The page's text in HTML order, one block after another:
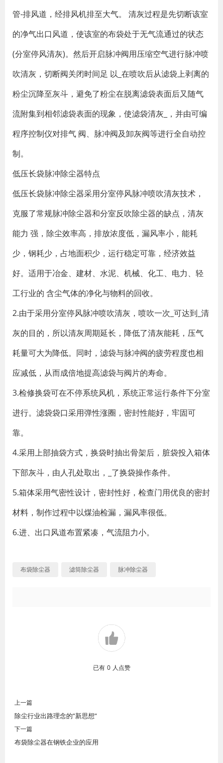
管-排风道，经排风机排至大气。 清灰过程是先切断该室
的净气出口风道，使该室的布袋处于无气流通过的状态
(分室停风清灰)。然后开启脉冲阀用压缩空气进行脉冲喷
吹清灰，切断阀关闭时间足 以_在喷吹后从滤袋上剥离的
粉尘沉降至灰斗，避免了粉尘在脱离滤袋表面后又随气
流附集到相邻滤袋表面的现象，使滤袋清灰_，并由可编
程序控制仪对排气 阀、脉冲阀及卸灰阀等进行全自动控
制。
低压长袋脉冲除尘器特点
低压长袋脉冲除尘器采用分室停风脉冲喷吹清灰技术，
克服了常规脉冲除尘器和分室反吹除尘器的缺点，清灰
能力 强，除尘效率高，排放浓度低，漏风率小，能耗
少，钢耗少，占地面积少，运行稳定可靠，经济效益
好。适用于冶金、建材、水泥、机械、化工、电力、轻
工行业的 含尘气体的净化与物料的回收。
2.由于采用分室停风脉冲喷吹清灰，喷吹一次_可达到_清
灰的目的，所以清灰周期延长，降低了清灰能耗，压气
耗量可大为降低。同时，滤袋与脉冲阀的疲劳程度也相
应减低，从而成倍地提高滤袋与阀片的寿命。
3.检修换袋可在不停系统风机，系统正常运行条件下分室
进行。滤袋袋口采用弹性涨圈，密封性能好，牢固可
靠。
4.采用上部抽袋方式，换袋时抽出骨架后，脏袋投入箱体
下部灰斗，由人孔处取出，_了换袋操作条件。
5.箱体采用气密性设计，密封性好，检查门用优良的密封
材料，制作过程中以煤油检漏，漏风率很低。
6.进、出口风道布置紧凑，气流阻力小。
布袋除尘器 滤筒除尘器 脉冲除尘器
已有 0 人点赞
上一篇
除尘行业出路理念的”新思想”
下一篇
布袋除尘器在钢铁企业的应用